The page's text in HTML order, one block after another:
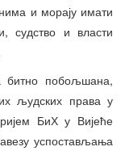
и морају имати
судство и власти
битно побољшана,
људских права у
БиХ у Вијеће
успостављања